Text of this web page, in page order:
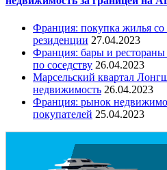
Франция: покупка жилья со
резиденции 27.04.2023
Франция: бары и
по соседству 26.04.2023
Марсельский квартал
недвижимость 26.04.2023
Франция: рынок
покупателей 25.04.2023